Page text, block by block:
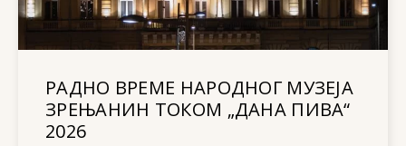
РАДНО ВРЕМЕ НАРОДНОГ МУЗЕЈА
ЗРЕЊАНИН ТОКОМ „ДАНА ПИВА“
2026